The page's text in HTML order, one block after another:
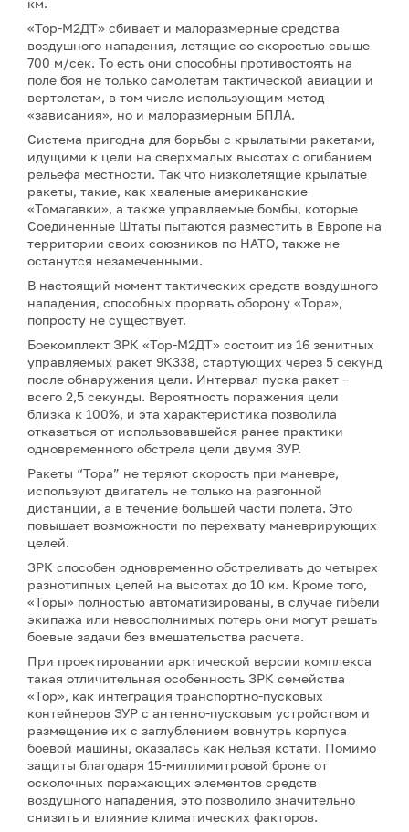
«Тор-М2ДТ» сбивает и малоразмерные средства
воздушного нападения, летящие со скоростью свыше
700 м/сек. То есть они способны противостоять на
поле боя не только самолетам тактической авиации и
вертолетам, в том числе использующим метод
«зависания», но и малоразмерным БПЛА.
Система пригодна для борьбы с крылатыми ракетами,
идущими к цели на сверхмалых высотах с огибанием
рельефа местности. Так что низколетящие крылатые
ракеты, такие, как хваленые американские
«Томагавки», а также управляемые бомбы, которые
Соединенные Штаты пытаются разместить в Европе на
территории своих союзников по НАТО, также не
останутся незамеченными.
В настоящий момент тактических средств воздушного
нападения, способных прорвать оборону «Тора»,
попросту не существует.
Боекомплект ЗРК «Тор-М2ДТ» состоит из 16 зенитных
управляемых ракет 9К338, стартующих через 5 секунд
после обнаружения цели. Интервал пуска ракет –
всего 2,5 секунды. Вероятность поражения цели
близка к 100%, и эта характеристика позволила
отказаться от использовавшейся ранее практики
одновременного обстрела цели двумя ЗУР.
Ракеты “Тора” не теряют скорость при маневре,
используют двигатель не только на разгонной
дистанции, а в течение большей части полета. Это
повышает возможности по перехвату маневрирующих
целей.
ЗРК способен одновременно обстреливать до четырех
разнотипных целей на высотах до 10 км. Кроме того,
«Торы» полностью автоматизированы, в случае гибели
экипажа или невосполнимых потерь они могут решать
боевые задачи без вмешательства расчета.
При проектировании арктической версии комплекса
такая отличительная особенность ЗРК семейства
«Тор», как интеграция транспортно-пусковых
контейнеров ЗУР с антенно-пусковым устройством и
размещение их с заглублением вовнутрь корпуса
боевой машины, оказалась как нельзя кстати. Помимо
защиты благодаря 15-миллимитровой броне от
осколочных поражающих элементов средств
воздушного нападения, это позволило значительно
снизить и влияние климатических факторов.